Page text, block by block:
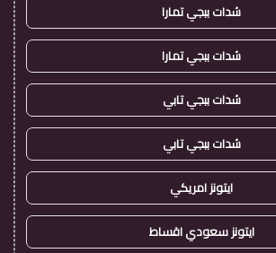
شدات ببجي تمارا
شدات ببجي تمارا
شدات ببجي تابي
شدات ببجي تابي
ايتونز امريكي
ايتونز سعودي اقساط